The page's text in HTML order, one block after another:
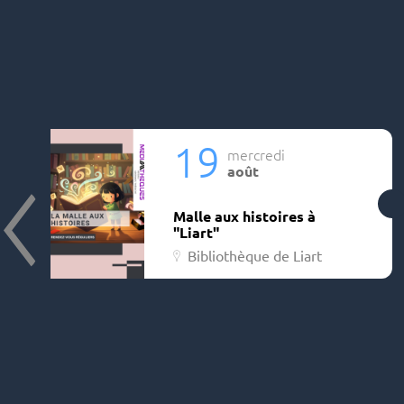
Malle aux histoires à
"Liart"
Bibliothèque de Liart
mercredi
19 août